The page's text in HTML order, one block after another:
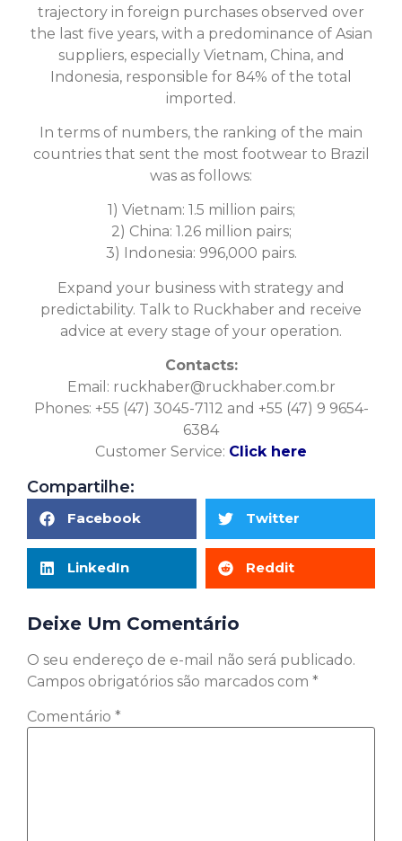
trajectory in foreign purchases observed over
the last five years, with a predominance of Asian
suppliers, especially Vietnam, China, and
Indonesia, responsible for 84% of the total
imported.
In terms of numbers, the ranking of the main
countries that sent the most footwear to Brazil
was as follows:
1) Vietnam: 1.5 million pairs;
2) China: 1.26 million pairs;
3) Indonesia: 996,000 pairs.
Expand your business with strategy and
predictability. Talk to Ruckhaber and receive
advice at every stage of your operation.
Contacts:
Email: ruckhaber@ruckhaber.com.br
Phones: +55 (47) 3045-7112 and +55 (47) 9 9654-
6384
Customer Service: Click here
Compartilhe:
Facebook Twitter
LinkedIn Reddit
Deixe Um Comentário
O seu endereço de e-mail não será publicado.
Campos obrigatórios são marcados com *
Comentário *